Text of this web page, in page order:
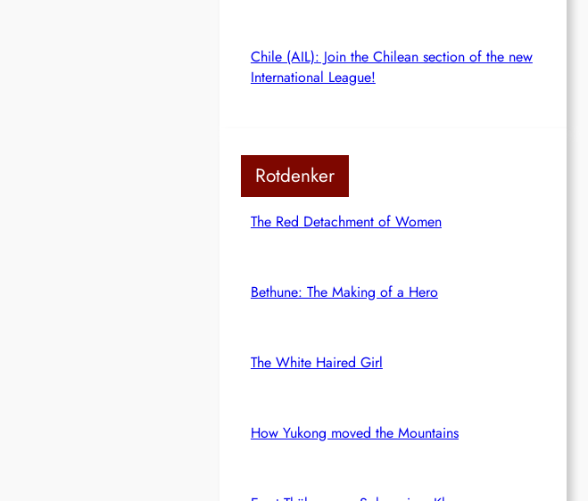
Chile (AIL): Join the Chilean section of the new
International League!
Rotdenker
The Red Detachment of Women
Bethune: The Making of a Hero
The White Haired Girl
How Yukong moved the Mountains